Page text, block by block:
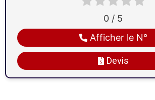
Devis
Afficher le N°
0 / 5